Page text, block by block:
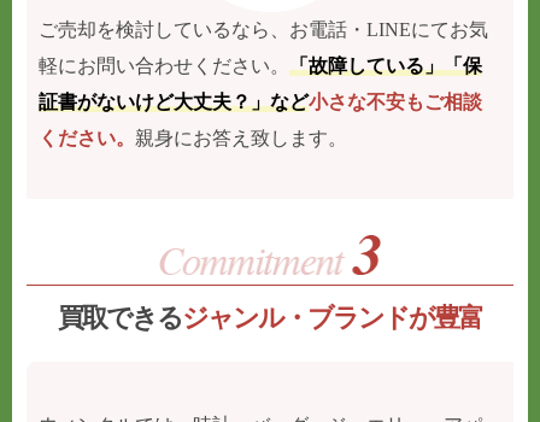
ご売却を検討しているなら、お電話・LINEにてお気
軽にお問い合わせください。「故障している」「保
証書がないけど大丈夫？」など小さな不安もご相談
ください。親身にお答え致します。
買取できるジャンル・ブランドが豊富